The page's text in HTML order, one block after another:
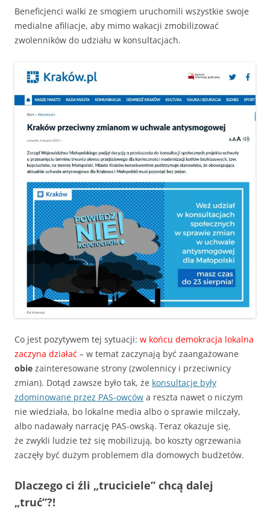
Beneficjenci walki ze smogiem uruchomili wszystkie swoje
medialne afiliacje, aby mimo wakacji zmobilizować
zwolenników do udziału w konsultacjach.
Co jest pozytywem tej sytuacji: w końcu demokracja lokalna
zaczyna działać – w temat zaczynają być zaangażowane
obie zainteresowane strony (zwolennicy i przeciwnicy
zmian). Dotąd zawsze było tak, że konsultacje były
zdominowane przez PAS-owców a reszta nawet o niczym
nie wiedziała, bo lokalne media albo o sprawie milczały,
albo nadawały narrację PAS-owską. Teraz okazuje się,
że zwykli ludzie też się mobilizują, bo koszty ogrzewania
zaczęły być dużym problemem dla domowych budżetów.
Dlaczego ci źli „truciciele” chcą dalej
„truć”?!